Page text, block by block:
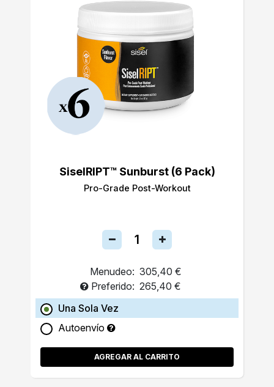
SiselRIPT™ Sunburst (6 Pack)
Pro-Grade Post-Workout
Menudeo: 305,40 €
Preferido: 265,40 €
Una Sola Vez
Autoenvío
AGREGAR AL CARRITO